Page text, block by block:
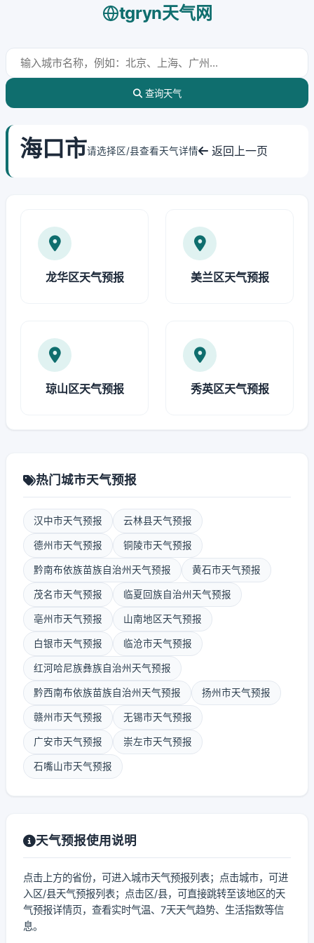
tgryn天气网
查询天气
海口市请选择区/县查看天气详情 返回上一页
龙华区天气预报 美兰区天气预报
琼山区天气预报 秀英区天气预报
热门城市天气预报
汉中市天气预报 云林县天气预报
德州市天气预报 铜陵市天气预报
黔南布依族苗族自治州天气预报 黄石市天气预报
茂名市天气预报 临夏回族自治州天气预报
亳州市天气预报 山南地区天气预报
白银市天气预报 临沧市天气预报
红河哈尼族彝族自治州天气预报
黔西南布依族苗族自治州天气预报 扬州市天气预报
赣州市天气预报 无锡市天气预报
广安市天气预报 崇左市天气预报
石嘴山市天气预报
天气预报使用说明
点击上方的省份，可进入城市天气预报列表；点击城市，可进
入区/县天气预报列表；点击区/县，可直接跳转至该地区的天
气预报详情页，查看实时气温、7天天气趋势、生活指数等信
息。